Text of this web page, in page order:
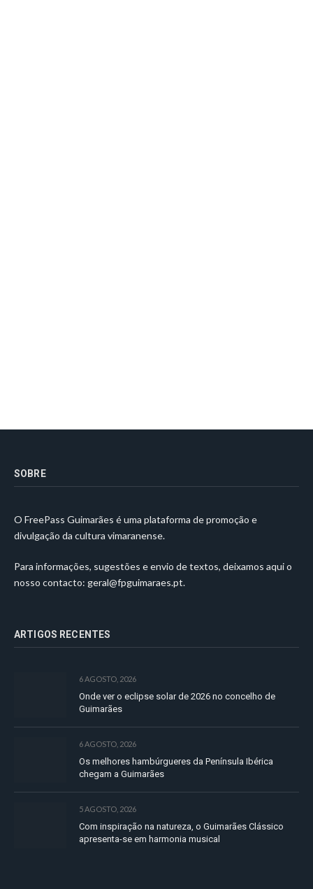
SOBRE
O FreePass Guimarães é uma plataforma de promoção e
divulgação da cultura vimaranense.
Para informações, sugestões e envio de textos, deixamos aqui o
nosso contacto: geral@fpguimaraes.pt.
ARTIGOS RECENTES
6 AGOSTO, 2026
Onde ver o eclipse solar de 2026 no concelho de
Guimarães
6 AGOSTO, 2026
Os melhores hambúrgueres da Península Ibérica
chegam a Guimarães
5 AGOSTO, 2026
Com inspiração na natureza, o Guimarães Clássico
apresenta-se em harmonia musical